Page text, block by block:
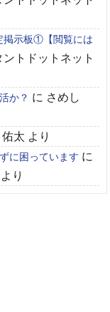
掲示板①【閲覧には
トドットネット
か？ に さめし
太 より
に困っています に
より